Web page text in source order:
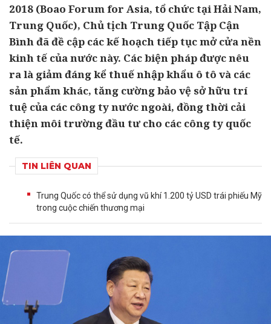
2018 (Boao Forum for Asia, tổ chức tại Hải Nam,
Trung Quốc), Chủ tịch Trung Quốc Tập Cận
Bình đã đề cập các kế hoạch tiếp tục mở cửa nền
kinh tế của nước này. Các biện pháp được nêu
ra là giảm đáng kể thuế nhập khẩu ô tô và các
sản phẩm khác, tăng cường bảo vệ sở hữu trí
tuệ của các công ty nước ngoài, đồng thời cải
thiện môi trường đầu tư cho các công ty quốc
tế.
TIN LIÊN QUAN
Trung Quốc có thể sử dụng vũ khí 1.200 tỷ USD trái phiếu Mỹ
trong cuộc chiến thương mại